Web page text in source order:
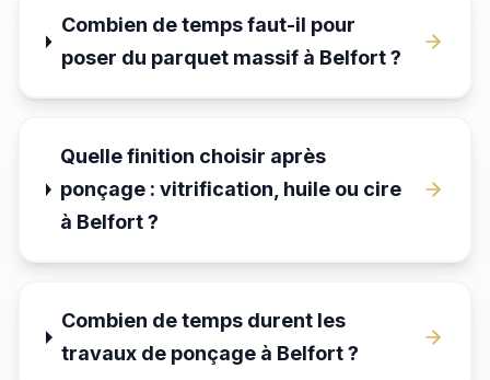
Combien de temps faut-il pour
poser du parquet massif à Belfort ?
Quelle finition choisir après
ponçage : vitrification, huile ou cire
à Belfort ?
Combien de temps durent les
travaux de ponçage à Belfort ?